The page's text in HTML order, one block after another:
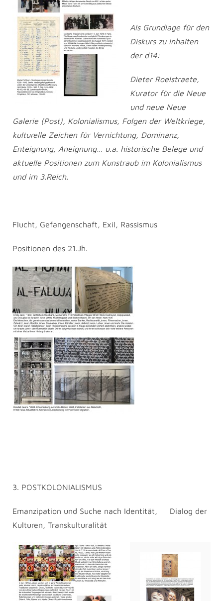
Als Grundlage für den
Diskurs zu Inhalten
der d14:
Dieter Roelstraete,
Kurator für die Neue
und neue Neue
Galerie (Post), Kolonialismus, Folgen der Weltkriege,
kulturelle Zeichen für Vernichtung, Dominanz,
Enteignung, Aneignung… u.a. historische Belege und
aktuelle Positionen zum Kunstraub im Kolonialismus
und im 3.Reich.
Flucht, Gefangenschaft, Exil, Rassismus
Positionen des 21.Jh.
3. POSTKOLONIALISMUS
Emanzipation und Suche nach Identität, Dialog der
Kulturen, Transkulturalität